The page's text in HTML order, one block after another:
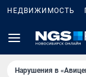
НЕДВИЖИМОСТЬ
Нарушения в